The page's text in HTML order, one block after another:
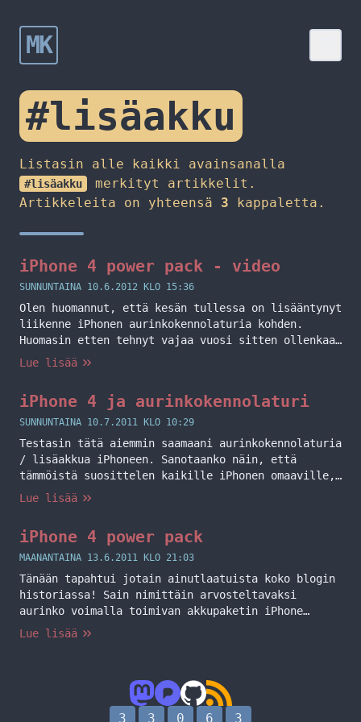
MK
#lisäakku
Listasin alle kaikki avainsanalla
#lisäakku
merkityt artikkelit.
Artikkeleita on yhteensä 3 kappaletta.
iPhone 4 power pack - video
SUNNUNTAINA 10.6.2012 KLO 15:36
Olen huomannut, että kesän tullessa on lisääntynyt
liikenne iPhonen aurinkokennolaturia kohden.
Huomasin etten tehnyt vajaa vuosi sitten ollenkaan
videota tästä laitteesta ja tässä se tulee.
Lue lisää
iPhone 4 ja aurinkokennolaturi
SUNNUNTAINA 10.7.2011 KLO 10:29
Testasin tätä aiemmin saamaani aurinkokennolaturia
/ lisäakkua iPhoneen. Sanotaanko näin, että
tämmöistä suosittelen kaikille iPhonen omaaville,
sillä älypuhelimissa akku voi mennä suhteellisen
olevaa akkua niin tämänkaltainen ratkaisu on
juurikin passeli! Aurinko lataa tuota settiä
suhteellisen hyvin, mutta en ole saanut pidettyä
sitä… Jatka lukemista iPhone 4 ja
aurinkokennolaturi
Lue lisää
iPhone 4 power pack
MAANANTAINA 13.6.2011 KLO 21:03
Tänään tapahtui jotain ainutlaatuista koko blogin
historiassa! Sain nimittäin arvosteltavaksi
aurinko voimalla toimivan akkupaketin iPhone
4:lle! Kerron tässä viestissä hieman
lataamista. Ensimmäisenä pistää silmään tuon koko,
ilmaiseksihan ei lisäakku puhelimeen tule.
Lue lisää
3 3 0 6 3